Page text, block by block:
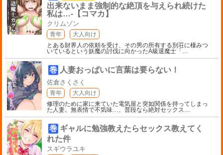
出来ないまま強制的な絶頂を与えられ続けた
私は…-【コマカ】
クリムゾン
青年
大人向け
とある財界人の依頼を受け、その男の所有する別荘に棲みつ
いているという妖魔の討伐に向かったA級退魔士「
巻 人妻おっぱいに言葉は要らない！
佐倉さくさく
青年
大人向け
修理のために家に来ていた電気屋と突如関係を持ってしまっ
た人妻。無表情で不気味…、普段なら絶対セックス
巻 ギャルに勉強教えたらセックス教えてく
れた件
スギウラユキ